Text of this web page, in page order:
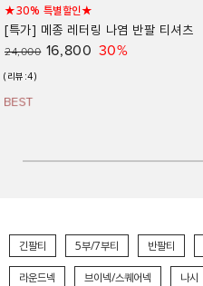
[아이돌 구매 상품]
젠틀 조이 캡소매 티셔츠
25,900 24,0007%
(리뷰:4)
긴팔티 5부/7부티 반팔티
라운드넥 브이넥/스퀘어넥 나시